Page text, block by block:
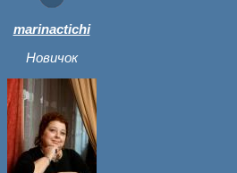
marinactichi
Новичок